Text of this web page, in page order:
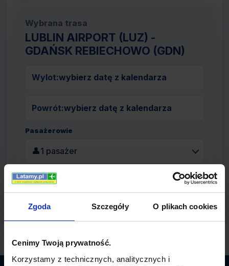
Zgoda Szczegóły O plikach cookies
Cenimy Twoją prywatność.
Korzystamy z technicznych, analitycznych i
Wybrana trasa
LUBLIN AIRPORT (LUZ) -
GDAŃSK REBIECHOWO (GDN)
Wylot:wybierz datę z kalendarza
Powrót:wybierz datę z kalendarza
Pasażerowie
👤1 pasażer